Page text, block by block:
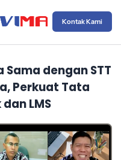
Kontak Kami
Sama dengan STT
Perkuat Tata
LMS